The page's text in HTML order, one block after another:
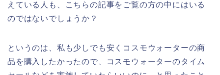
えている人も、こちらの記事をご覧の方の中にはいる
のではないでしょうか？
というのは、私も少しでも安くコスモウォーターの商
品を購入したかったので、コスモウォーターのタイム